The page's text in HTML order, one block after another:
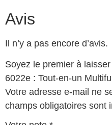
Avis
Il n’y a pas encore d’avis.
Soyez le premier à
6022e : Tout-en-un
Votre adresse e-mail ne
champs obligatoires sont